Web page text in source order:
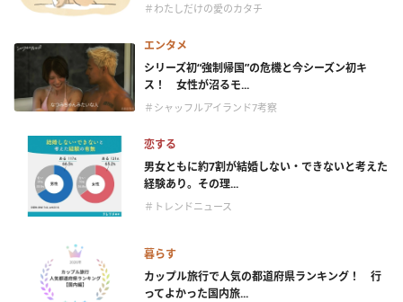
＃わたしだけの愛のカタチ
エンタメ
シリーズ初“強制帰国”の危機と今シーズン初キ
ス！ 女性が沼るモ...
＃シャッフルアイランド7考察
恋する
男女ともに約7割が結婚しない・できないと考えた
経験あり。その理...
＃トレンドニュース
暮らす
カップル旅行で人気の都道府県ランキング！ 行
ってよかった国内旅...